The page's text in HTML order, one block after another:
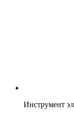
Инструмент